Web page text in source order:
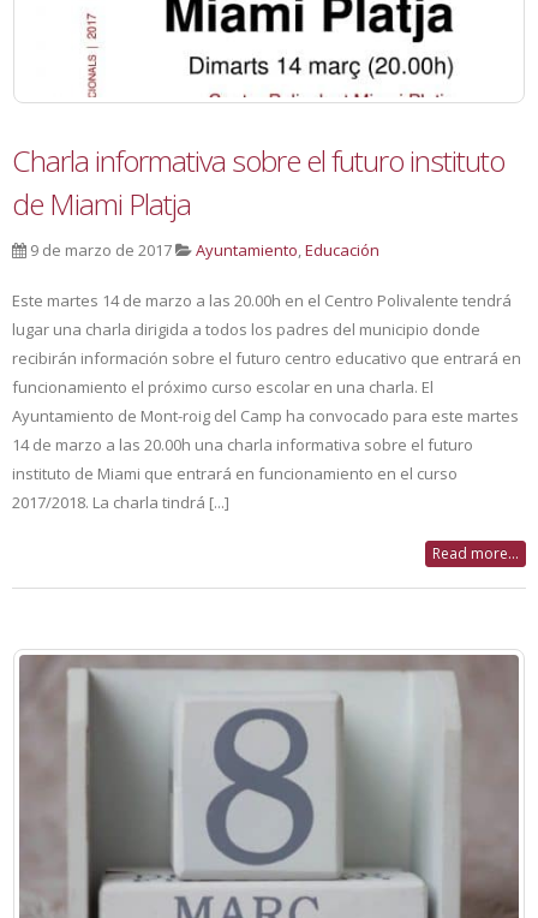
Charla informativa sobre el futuro instituto
de Miami Platja
9 de marzo de 2017 Ayuntamiento,Educación
Este martes 14 de marzo a las 20.00h en el Centro Polivalente tendrá
lugar una charla dirigida a todos los padres del municipio donde
recibirán información sobre el futuro centro educativo que entrará en
funcionamiento el próximo curso escolar en una charla. El
Ayuntamiento de Mont-roig del Camp ha convocado para este martes
14 de marzo a las 20.00h una charla informativa sobre el futuro
instituto de Miami que entrará en funcionamiento en el curso
2017/2018. La charla tindrá [...]
Read more...